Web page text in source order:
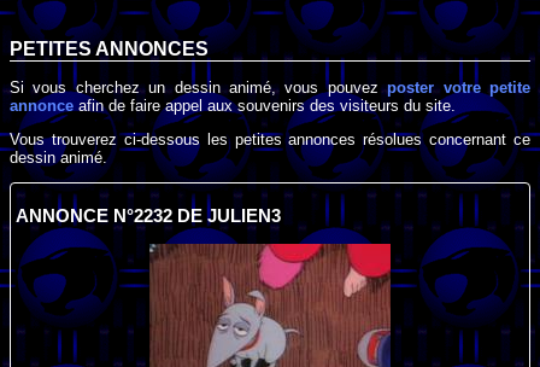
PETITES ANNONCES
Si vous cherchez un dessin animé, vous pouvezposter votre petite
annonce afin de faire appel aux souvenirs des visiteurs du site.
Vous trouverez ci-dessous les petites annonces résolues concernant ce
dessin animé.
ANNONCE N°2232 DE JULIEN3